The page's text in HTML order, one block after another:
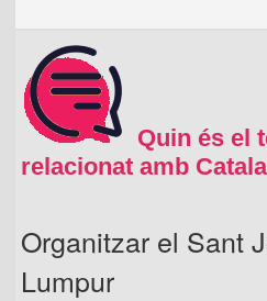
Quin és el
relacionat amb
Organitzar el Sant
Lumpur